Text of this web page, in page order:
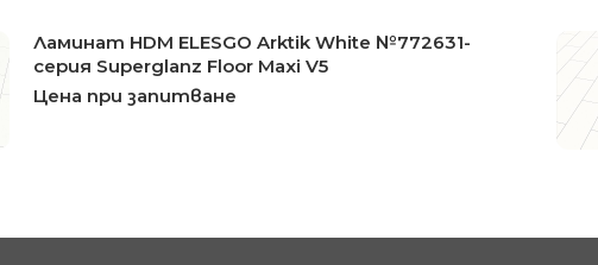
Ламинат HDM ELESGO Arktik White №772631-
серия Superglanz Floor Maxi V5
Цена при запитване